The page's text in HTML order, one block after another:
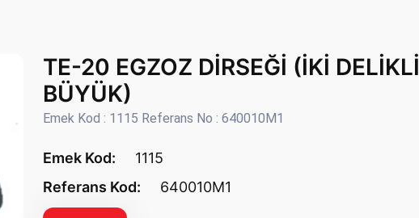
TE-20 EGZOZ DİRSEĞİ (İKİ DELİKLİ
BÜYÜK)
Emek Kod : 1115 Referans No : 640010M1
Emek Kod:
1115
Referans Kod:
640010M1